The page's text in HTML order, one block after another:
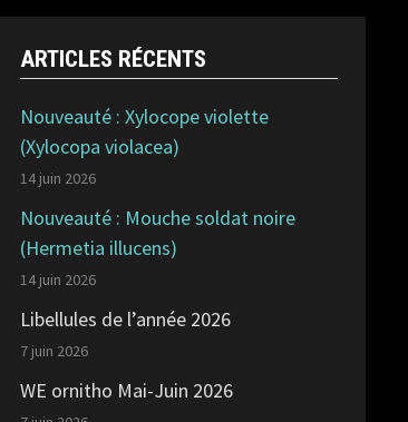
ARTICLES RÉCENTS
Nouveauté : Xylocope violette
(Xylocopa violacea)
14 juin 2026
Nouveauté : Mouche soldat noire
(Hermetia illucens)
14 juin 2026
Libellules de l’année 2026
7 juin 2026
WE ornitho Mai-Juin 2026